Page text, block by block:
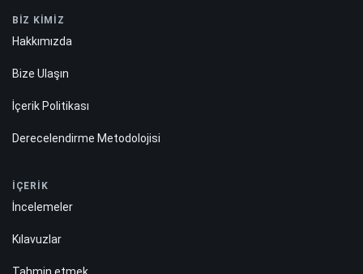
BİZ KİMİZ
Hakkımızda
Bize Ulaşın
İçerik Politikası
Derecelendirme Metodolojisi
İÇERİK
İncelemeler
Kılavuzlar